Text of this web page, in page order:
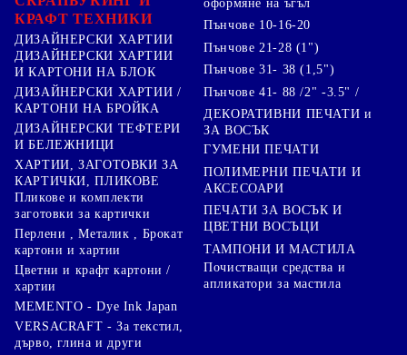
КРАФТ ТЕХНИКИ
ДИЗАЙНЕРСКИ ХАРТИИ
ДИЗАЙНЕРСКИ ХАРТИИ
И КАРТОНИ НА БЛОК
ДИЗАЙНЕРСКИ ХАРТИИ /
КАРТОНИ НА БРОЙКА
ДИЗАЙНЕРСКИ ТЕФТЕРИ
И БЕЛЕЖНИЦИ
ХАРТИИ, ЗАГОТОВКИ ЗА
КАРТИЧКИ, ПЛИКОВЕ
Пликове и комплекти
заготовки за картички
Перлени , Металик , Брокат
картони и хартии
Цветни и крафт картони /
хартии
оформяне на ъгъл
Пънчове 10-16-20
Пънчове 21-28 (1")
Пънчове 31- 38 (1,5")
Пънчове 41- 88 /2" -3.5" /
ДЕКОРАТИВНИ ПЕЧАТИ и
ЗА ВОСЪК
ГУМЕНИ ПЕЧАТИ
ПОЛИМЕРНИ ПЕЧАТИ И
АКСЕСОАРИ
ПЕЧАТИ ЗА ВОСЪК И
ЦВЕТНИ ВОСЪЦИ
ТАМПОНИ И МАСТИЛА
Почистващи средства и
апликатори за мастила
MEMENTO - Dye Ink Japan
VERSACRAFT - За текстил,
дърво, глина и други